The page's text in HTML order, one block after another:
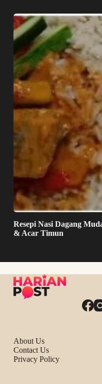
Resepi Nasi Dagang
& Acar Timun
About Us
Contact Us
Privacy Policy